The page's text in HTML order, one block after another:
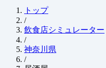
トップ
/
飲食店シミュレーター
/
神奈川県
/